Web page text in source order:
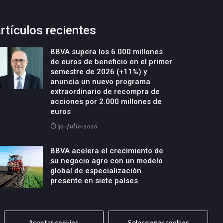
recientes
BBVA supera los 6.000 millones
de euros de beneficio en el primer
semestre de 2026 (+11%) y
anuncia un nuevo programa
extraordinario de recompra de
acciones por 2.000 millones de
euros
30-Julio-2026
BBVA acelera el crecimiento de
su negocio agro con un modelo
global de especialización
presente en siete países